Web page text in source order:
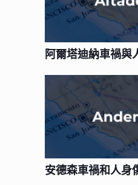
阿爾塔迪納車禍與
安德森車禍和人身